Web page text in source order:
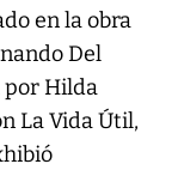
en la obra
Del
por Hilda
La Vida Útil,